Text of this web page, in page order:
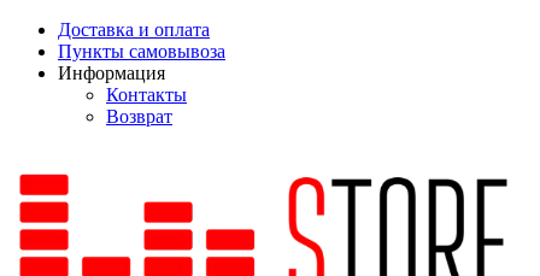
Доставка и оплата
Пункты самовывоза
Информация
Контакты
Возврат